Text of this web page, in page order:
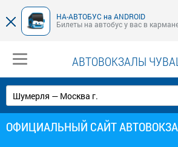
НА-АВТОБУС на ANDROID
Билеты на автобус у вас в
АВТОВОКЗАЛЫ
ОФИЦИАЛЬНЫЙ САЙТ